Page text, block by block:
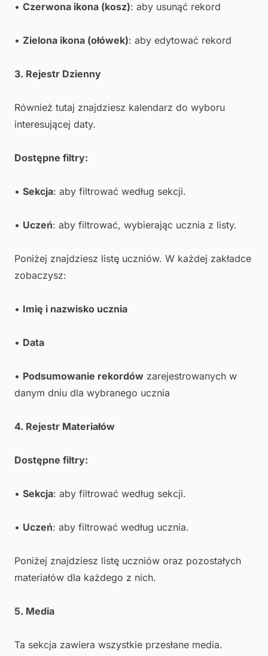
• Czerwona ikona (kosz): aby usunąć rekord
• Zielona ikona (ołówek): aby edytować rekord
3. Rejestr Dzienny
Również tutaj znajdziesz kalendarz do wyboru
interesującej daty.
Dostępne filtry:
• Sekcja: aby filtrować według sekcji.
• Uczeń: aby filtrować, wybierając ucznia z listy.
Poniżej znajdziesz listę uczniów. W każdej zakładce
zobaczysz:
• Imię i nazwisko ucznia
• Data
• Podsumowanie rekordów zarejestrowanych w
danym dniu dla wybranego ucznia
4. Rejestr Materiałów
Dostępne filtry:
• Sekcja: aby filtrować według sekcji.
• Uczeń: aby filtrować według ucznia.
Poniżej znajdziesz listę uczniów oraz pozostałych
materiałów dla każdego z nich.
5. Media
Ta sekcja zawiera wszystkie przesłane media.